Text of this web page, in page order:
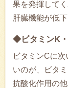
果を発揮してく
肝臓機能が低
◆ビタミンK
ビタミンCに
いのが、ビタ
抗酸化作用の